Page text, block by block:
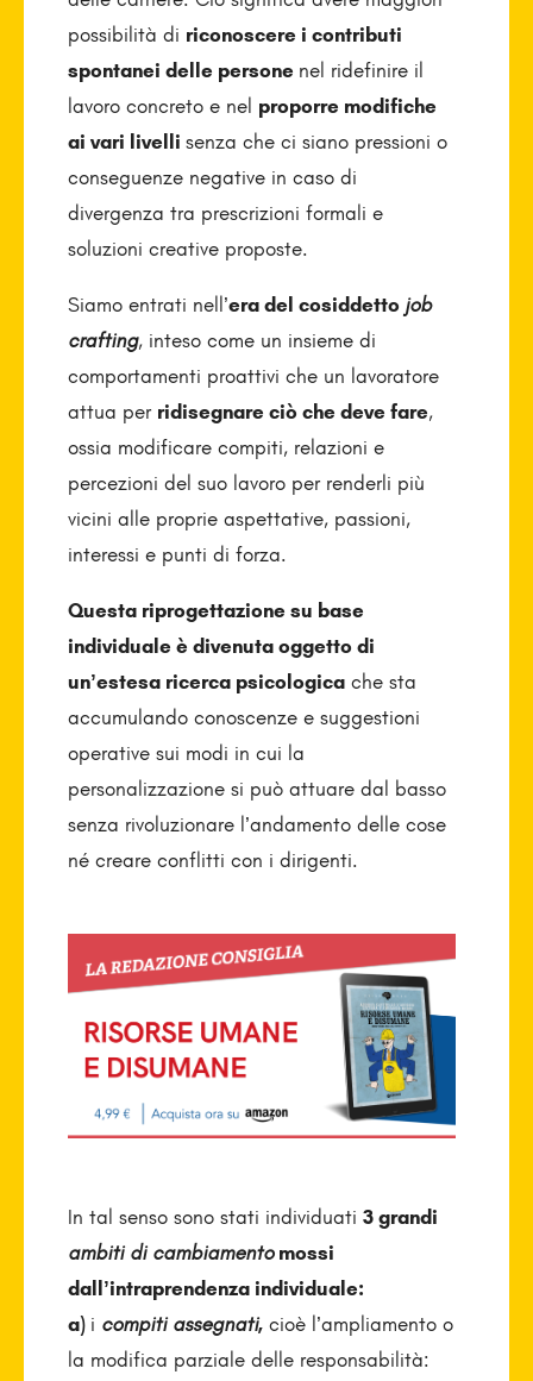
possibilità di riconoscere i contributi
spontanei delle persone nel ridefinire il
lavoro concreto e nel proporre modifiche
ai vari livelli senza che ci siano pressioni o
conseguenze negative in caso di
divergenza tra prescrizioni formali e
soluzioni creative proposte.
Siamo entrati nell’era del cosiddetto job
crafting, inteso come un insieme di
comportamenti proattivi che un lavoratore
attua per ridisegnare ciò che deve fare,
ossia modificare compiti, relazioni e
percezioni del suo lavoro per renderli più
vicini alle proprie aspettative, passioni,
interessi e punti di forza.
Questa riprogettazione su base
individuale è divenuta oggetto di
un’estesa ricerca psicologicache sta
accumulando conoscenze e suggestioni
operative sui modi in cui la
personalizzazione si può attuare dal basso
senza rivoluzionare l’andamento delle cose
né crea­re conflitti con i dirigenti.
In tal senso sono stati individuati 3 grandi
ambiti di cambiamentomossi
dall’intraprendenza individuale:
a) i compiti assegnati,cioè l’ampliamento o
la modifica parziale delle responsabilità: